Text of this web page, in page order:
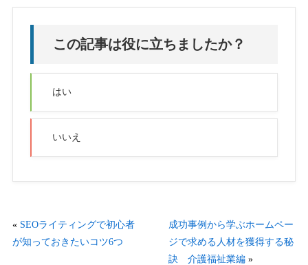
この記事は役に立ちましたか？
はい
いいえ
« SEOライティングで初心者
が知っておきたいコツ6つ
成功事例から学ぶホームペー
ジで求める人材を獲得する秘
訣 介護福祉業編»